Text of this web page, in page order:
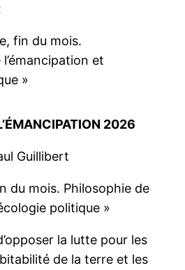
fin du mois.
et
»
2026
Guillibert
du mois. Philosophie de
politique »
la lutte pour les
de la terre et les